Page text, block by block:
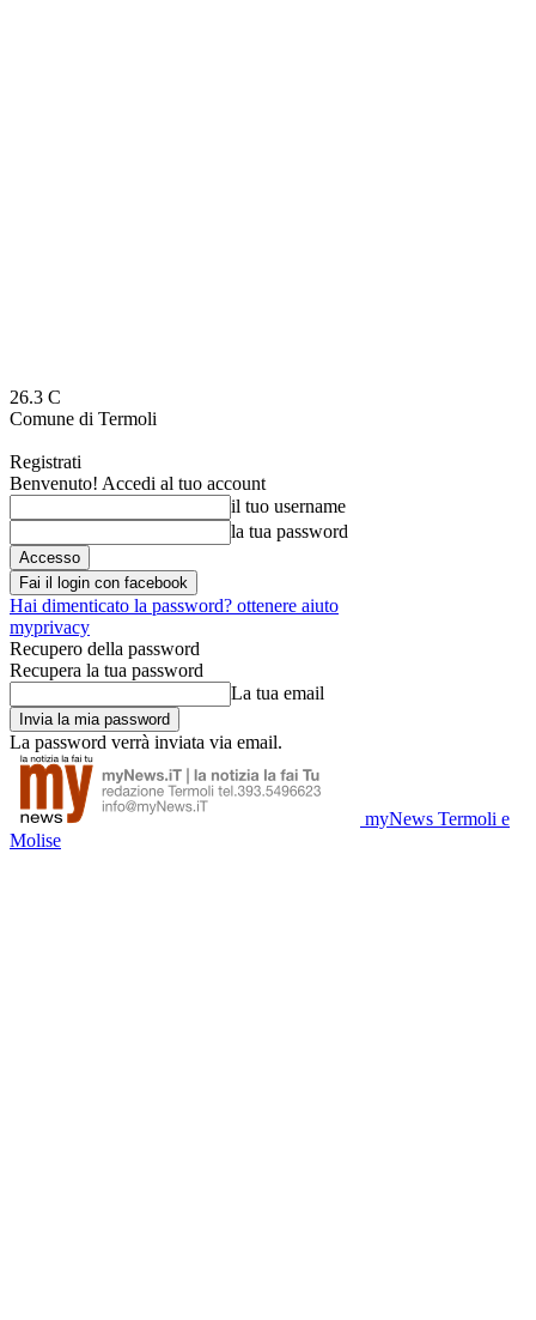
26.3 C
Comune di Termoli
Registrati
Benvenuto! Accedi al tuo account
il tuo username
la tua password
Fai il login con facebook
Hai dimenticato la password? ottenere aiuto
myprivacy
Recupero della password
Recupera la tua password
La tua email
La password verrà inviata via email.
myNews Termoli e
Molise